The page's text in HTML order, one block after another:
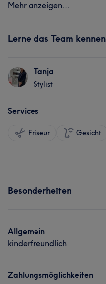
Mehr anzeigen...
Lerne das Team kennen
Tanja
Stylist
Services
Friseur Gesicht
Besonderheiten
Allgemein
kinderfreundlich
Zahlungsmöglichkeiten